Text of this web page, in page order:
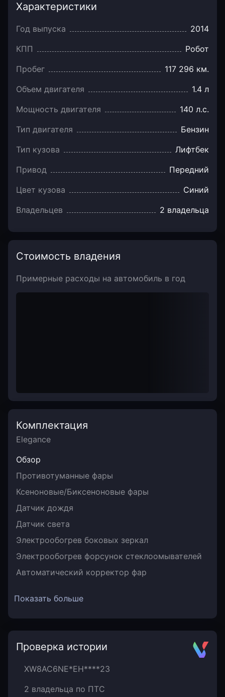
Характеристики
Год выпуска
2014
КПП
Робот
Пробег
117 296 км.
Объем двигателя
1.4 л
Мощность двигателя
140 л.с.
Тип двигателя
Бензин
Тип кузова
Лифтбек
Привод
Передний
Цвет кузова
Синий
Владельцев
2 владельца
Стоимость владения
Примерные расходы на автомобиль в год
Комплектация
Elegance
Обзор
Противотуманные фары
Ксеноновые/Биксеноновые фары
Датчик дождя
Датчик света
Электрообогрев боковых зеркал
Электрообогрев форсунок стеклоомывателей
Автоматический корректор фар
Показать больше
Проверка истории
XW8AC6NE*EH****23
2 владельца по ПТС